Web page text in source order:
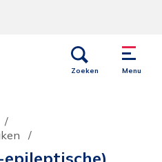
Open
Zoeken
Menu
links
Menu